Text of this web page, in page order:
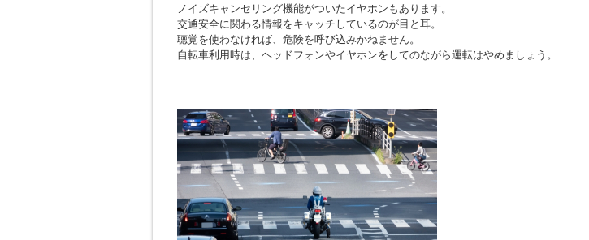
ノイズキャンセリング機能がついたイヤホンもあります。
交通安全に関わる情報をキャッチしているのが目と耳。
聴覚を使わなければ、危険を呼び込みかねません。
自転車利用時は、ヘッドフォンやイヤホンをしてのながら運転はやめましょう。